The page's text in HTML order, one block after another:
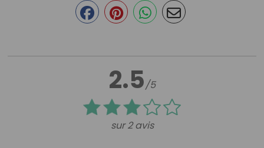
2.5/5
sur 2 avis